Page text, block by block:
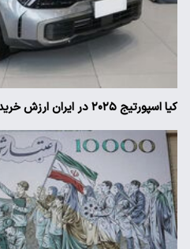
کیا اسپورتیج ۲۰۲۵ در ایران ارزش خرید دارد؟